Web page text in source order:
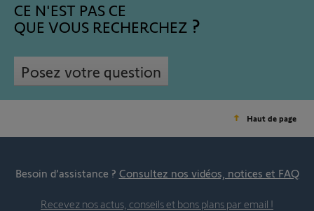
CE N'EST PAS CE
QUE VOUS RECHERCHEZ
Posez votre question
Haut de page
Besoin d’assistance ? Consultez nos vidéos, notices et FAQ
Recevez nos actus, conseils et bons plans par email !